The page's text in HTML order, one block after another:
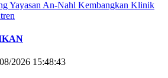
2026 15:48:43